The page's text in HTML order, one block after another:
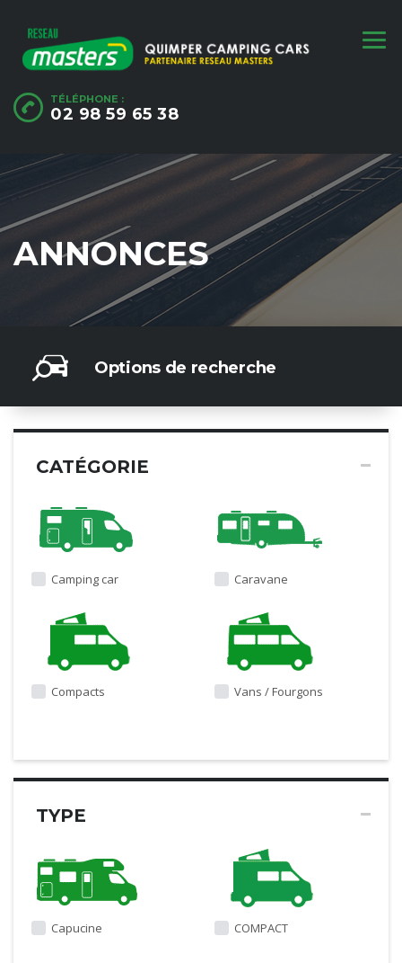
TÉLÉPHONE :
02 98 59 65 38
ANNONCES
Options de recherche
CATÉGORIE
Camping car Caravane
Compacts Vans / Fourgons
TYPE
Capucine COMPACT